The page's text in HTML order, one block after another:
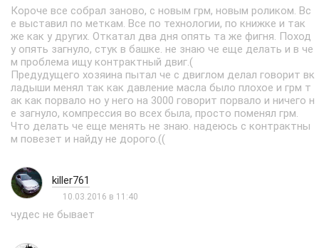
Короче все собрал заново, с новым грм, новым роликом. Вс
е выставил по меткам. Все по технологии, по книжке и так
же как у других. Откатал два дня опять та же фигня. Поход
у опять загнуло, стук в башке. не знаю че еще делать и в че
м проблема ищу контрактный двиг.(
Предудущего хозяина пытал че с двиглом делал говорит вк
ладыши менял так как давление масла было плохое и грм т
ак как порвало но у него на 3000 говорит порвало и ничего н
е загнуло, компрессия во всех была, просто поменял грм.
Что делать че еще менять не знаю. надеюсь с контрактны
м повезет и найду не дорого.((
killer761
10.03.2016 в 11:40
чудес не бывает